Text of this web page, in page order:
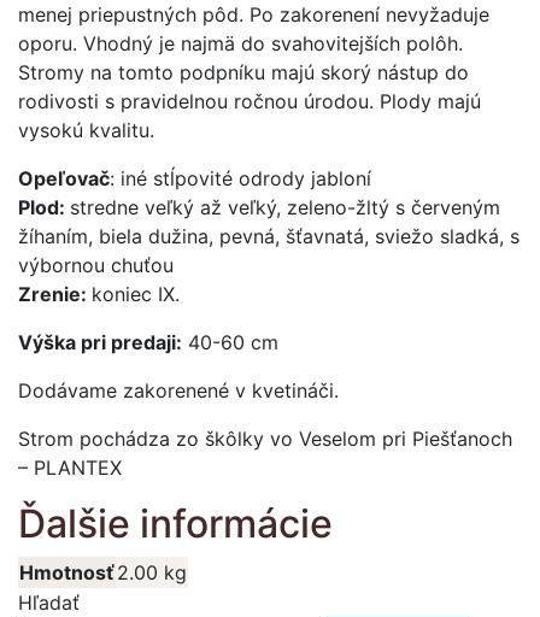
menej priepustných pôd. Po zakorenení nevyžaduje
oporu. Vhodný je najmä do svahovitejších polôh.
Stromy na tomto podpníku majú skorý nástup do
rodivosti s pravidelnou ročnou úrodou. Plody majú
vysokú kvalitu.
Opeľovač: iné stĺpovité odrody jabloní
Plod: stredne veľký až veľký, zeleno-žltý s červeným
žíhaním, biela dužina, pevná, šťavnatá, sviežo sladká, s
výbornou chuťou
Zrenie: koniec IX.
Výška pri predaji: 40-60 cm
Dodávame zakorenené v kvetináči.
Strom pochádza zo škôlky vo Veselom pri Piešťanoch
– PLANTEX
Ďalšie informácie
Hmotnosť2.00 kg
Hľadať